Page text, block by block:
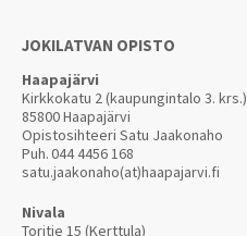
JOKILATVAN OPISTO
Haapajärvi
Kirkkokatu 2 (kaupungintalo 3. krs.)
85800 Haapajärvi
Opistosihteeri Satu Jaakonaho
Puh.044 4456 168
satu.jaakonaho(at)haapajarvi.fi
Nivala
Toritie 15 (Kerttula)